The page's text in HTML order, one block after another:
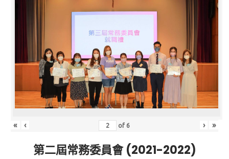
« ‹ of 6 › »
第二屆常務委員會 (2021-2022)